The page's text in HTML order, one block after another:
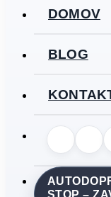
DOMOV
BLOG
STOP –